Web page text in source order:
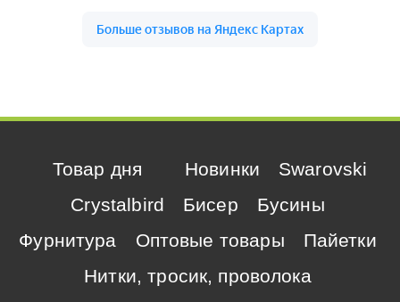
Товар дня Новинки
Swarovski
Crystalbird
Бисер
Бусины
Фурнитура
Оптовые товары
Пайетки
Нитки, тросик, проволока